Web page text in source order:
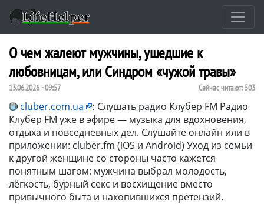
О чем жалеют мужчины, ушедшие к
любовницам, или Синдром «чужой травы»
13.06.2026 - 09:57 Сейчас читают: 503
cluber.com.ua : Слушать радио Клубер FM Радио
Клубер FM уже в эфире — музыка для вдохновения,
отдыха и повседневных дел. Слушайте онлайн или в
приложении: cluber.fm (iOS и Android) Уход из семьи
к другой женщине со стороны часто кажется
понятным шагом: мужчина выбрал молодость,
лёгкость, бурный секс и восхищение вместо
привычного быта и накопившихся претензий.